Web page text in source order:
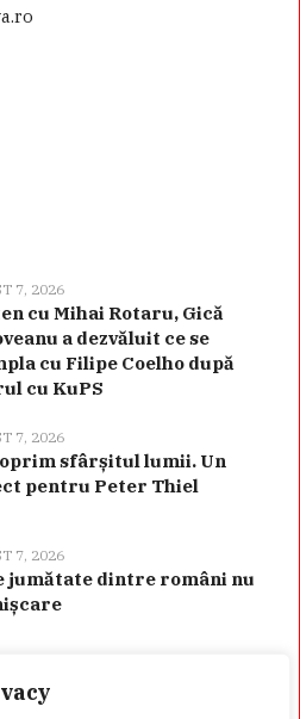
7, 2026
cu Mihai Rotaru, Gică
a dezvăluit ce se
cu Filipe Coelho după
cu KuPS
7, 2026
sfârșitul lumii. Un
pentru Peter Thiel
7, 2026
jumătate dintre români nu